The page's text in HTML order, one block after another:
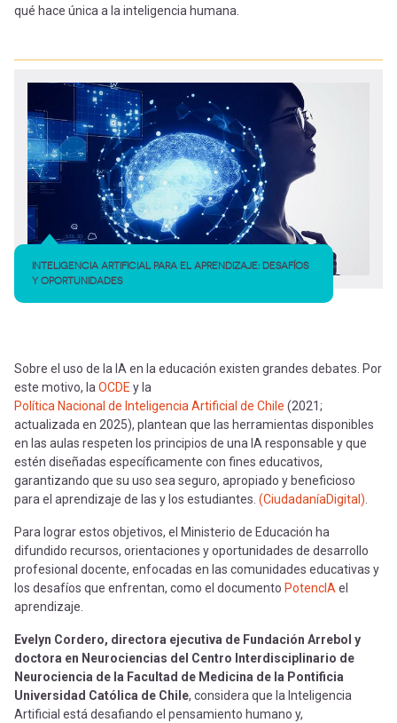
entrar
mi
cuenta
qué hace única a la inteligencia humana.
INTELIGENCIA ARTIFICIAL PARA EL APRENDIZAJE: DESAFÍOS
Y OPORTUNIDADES
Sobre el uso de la IA en la educación existen grandes debates. Por
este motivo, laOCDE y la
Política Nacional de Inteligencia Artificial de Chile (2021;
actualizada en 2025), plantean que las herramientas disponibles
en las aulas respeten los principios de una IA responsable y que
estén diseñadas específicamente con fines educativos,
garantizando que su uso sea seguro, apropiado y beneficioso
para el aprendizaje de las y los estudiantes. (CiudadaníaDigital).
Para lograr estos objetivos, el Ministerio de Educación ha
difundido recursos, orientaciones y oportunidades de desarrollo
profesional docente, enfocadas en las comunidades educativas y
los desafíos que enfrentan, como el documento PotencIAel
aprendizaje.
Evelyn Cordero, directora ejecutiva de Fundación Arrebol y
doctora en Neurociencias del Centro Interdisciplinario de
Neurociencia de la Facultad de Medicina de la Pontificia
Universidad Católica de Chile, considera que la Inteligencia
Artificial está desafiando el pensamiento humano y,